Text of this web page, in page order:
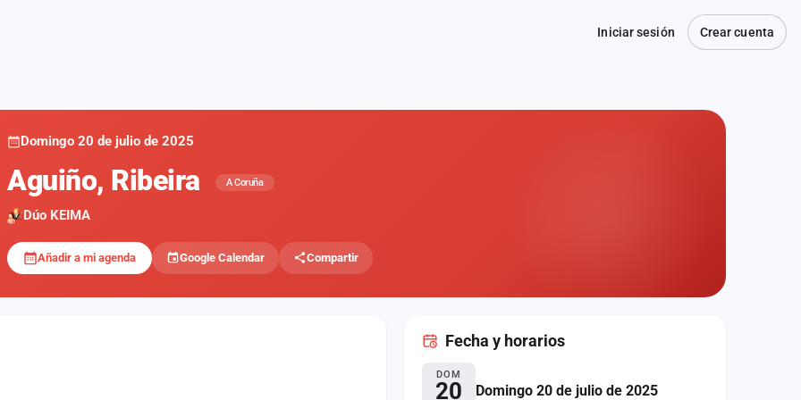
Iniciar sesión Crear cuenta
Domingo 20 de julio de 2025
Aguiño, Ribeira A Coruña
Dúo KEIMA
Añadir a mi agenda Google Calendar Compartir
Fecha y horarios
DOM
20 Domingo 20 de julio de 2025